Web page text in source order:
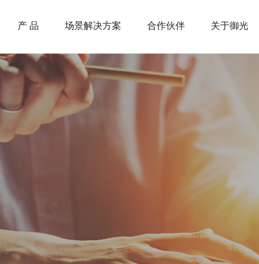
产 品 场景解决方案 合作伙伴 关于御光